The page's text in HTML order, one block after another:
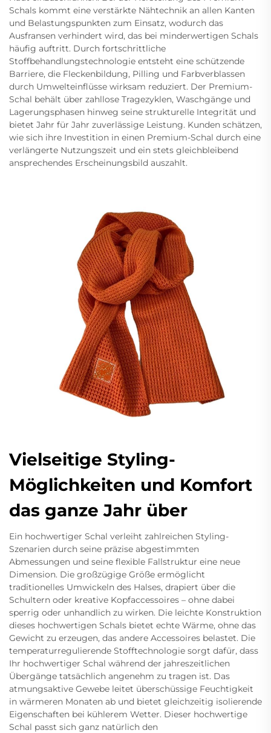
Schals kommt eine verstärkte Nähtechnik an allen Kanten
und Belastungspunkten zum Einsatz, wodurch das
Ausfransen verhindert wird, das bei minderwertigen Schals
häufig auftritt. Durch fortschrittliche
Stoffbehandlungstechnologie entsteht eine schützende
Barriere, die Fleckenbildung, Pilling und Farbverblassen
durch Umwelteinflüsse wirksam reduziert. Der Premium-
Schal behält über zahllose Tragezyklen, Waschgänge und
Lagerungsphasen hinweg seine strukturelle Integrität und
bietet Jahr für Jahr zuverlässige Leistung. Kunden schätzen,
wie sich ihre Investition in einen Premium-Schal durch eine
verlängerte Nutzungszeit und ein stets gleichbleibend
ansprechendes Erscheinungsbild auszahlt.
Vielseitige Styling-
Möglichkeiten und Komfort
das ganze Jahr über
Ein hochwertiger Schal verleiht zahlreichen Styling-
Szenarien durch seine präzise abgestimmten
Abmessungen und seine flexible Fallstruktur eine neue
Dimension. Die großzügige Größe ermöglicht
traditionelles Umwickeln des Halses, drapiert über die
Schultern oder kreative Kopfaccessoires – ohne dabei
sperrig oder unhandlich zu wirken. Die leichte Konstruktion
dieses hochwertigen Schals bietet echte Wärme, ohne das
Gewicht zu erzeugen, das andere Accessoires belastet. Die
temperaturregulierende Stofftechnologie sorgt dafür, dass
Ihr hochwertiger Schal während der jahreszeitlichen
Übergänge tatsächlich angenehm zu tragen ist. Das
atmungsaktive Gewebe leitet überschüssige Feuchtigkeit
in wärmeren Monaten ab und bietet gleichzeitig isolierende
Eigenschaften bei kühlerem Wetter. Dieser hochwertige
Schal passt sich ganz natürlich den